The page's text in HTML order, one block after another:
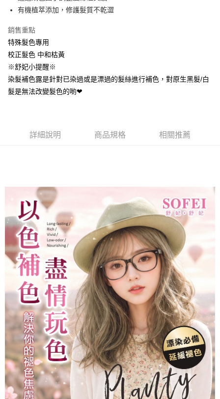
AFTEE先享後付
相關說明
AFTEE先享後付是「在收到商品之後才付款」的支付方式。 讓您購物簡單
便利好安心！
１．簡單：不需註冊會員、不需綁卡、不需儲值。
２．便利：只要手機號碼，簡訊認證，即可結帳。
１．於結帳方式選擇「AFTEE先享後付」後，將跳轉至「AFTEE先享後付」
結帳頁面，進行簡訊認證並確認金額後，即可完成結帳。
後付繳納相關費用。
※ 交易是否成功請以「AFTEE先享後付 」之結帳頁面顯示為準，若有關於
是否繳費成功／繳費後需取消欲退款等相關疑問，請聯繫「AFTEE先享後付
客戶支援中心」
https://netprotections.freshdesk.com/support/home
【注意事項】
１．透過由恩沛科技股份有限公司提供之「AFTEE先享後付」服務完成之交
易，需依本服務之必要範圍內提供個人資料，並將交易相關給付款項請求債
權轉讓予恩沛科技股份有限公司。
２．關於個人資料處理事宜，請瀏覽以下網址：
https://aftee.tw/terms/#terms3
３．未成年的使用者請事先徵得法定代理人或監護人之同意方可使用
「AFTEE先享後付」，若未經同意申辦者引起之損失，本公司不負相關責
任。
４．使用「AFTEE先享後付」時，將依據個別帳號之用戶狀況，依本公司即
時審查核予不同之上限額度；若仍有額度不足之情形，本公司將視審查結果
請求用戶進行身份認證。
５．嚴禁一人註冊多個帳號或使用他人資訊註冊。若發現惡意使用之情形，
恩沛科技股份有限公司將有權停止該用戶之使用額度並採取法律行動。
ATM付款
運送方式
付款後全家取貨
萊爾富付款取貨
每筆NT$80，滿NT$699(含以上)免運費
7-11取貨付款
每筆NT$80，滿NT$699(含以上)免運費
付款後7-11取貨
每筆NT$80，滿NT$699(含以上)免運費
每筆NT$80，滿NT$699(含以上)免運費
免運
每筆NT$80，滿NT$699(含以上)免運費
EMS海外配送 查看運費
有機植萃添加，修護髮質不乾澀
銷售重點
特殊髮色專用
校正髮色 中和枯黃
※舒妃小提醒※
染髮補色露是針對已染過或是漂過的髮絲進行補色，對原生黑髮/白
髮是無法改變髮色的喲❤
詳細說明 商品規格 相關推薦